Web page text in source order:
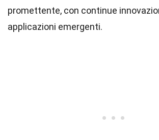
promettente, con continue
applicazioni emergenti.